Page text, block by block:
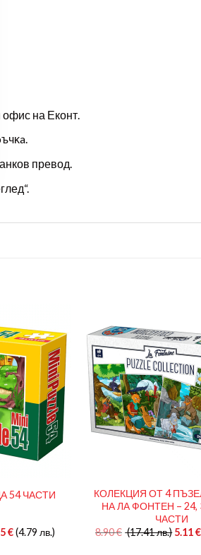
офис на Еконт.
превод.
54 ЧАСТИ
€(4.79 лв.)
КОЛЕКЦИЯ ОТ 4
НА ЛА ФОНТЕН – 24,
ЧАСТИ
8.90€ (17.41 лв.) 5.11€